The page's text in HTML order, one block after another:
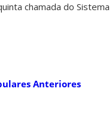
chamada do Sistema
Anteriores